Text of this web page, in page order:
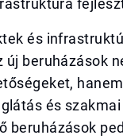
és
új beruházások
és
beruházások